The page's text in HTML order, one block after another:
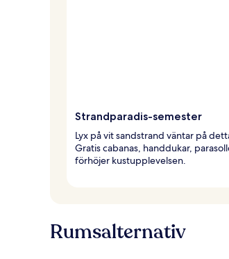
Strandparadis-semester
Lyx på vit sandstrand väntar på
Gratis cabanas, handdukar,
förhöjer kustupplevelsen.
Rumsalternativ